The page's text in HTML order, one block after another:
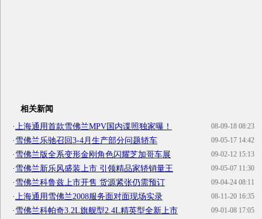
相关新闻
08-09-18 08:23
· 上海通用首款雪佛兰MPV国内谍照独家曝！
09-05-17 14:42
·雪佛兰乐驰召回3-4月生产部分问题轿车
09-02-12 15:13
·雪佛兰版全系变形金刚角色闪耀芝加哥车展
09-05-07 11:30
·雪佛兰新乐风盛装上市 引领精品家轿销量王
09-04-24 08:11
·雪佛兰科鲁兹上市开售 货源紧张仍需预订
08-11-20 16:35
· 上海通用雪佛兰2008服务面对面现场实录
09-01-08 17:05
·雪佛兰科帕奇3.2L旗舰型2.4L精英型全新上市